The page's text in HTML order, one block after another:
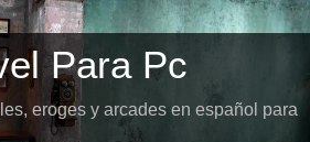
Para Pc
eroges y arcades en español para